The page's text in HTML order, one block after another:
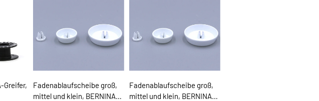
Greifer,
Fadenablaufscheibe groß,
mittel und klein, BERNINA
Fadenablaufscheibe groß,
mittel und klein, BERNINA